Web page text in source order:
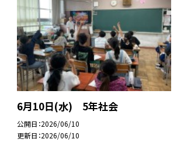
6月10日(水) 5年社会
公開日 2026/06/10
更新日 2026/06/10